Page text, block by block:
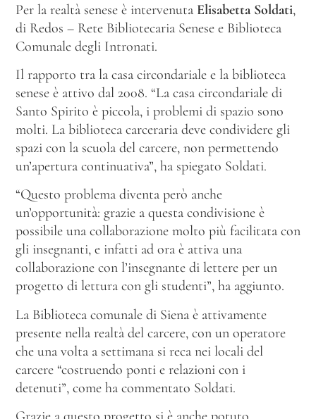
Per la realtà senese è intervenuta Elisabetta Soldati,
di Redos – Rete Bibliotecaria Senese e Biblioteca
Comunale degli Intronati.
Il rapporto tra la casa circondariale e la biblioteca
senese è attivo dal 2008. “La casa circondariale di
Santo Spirito è piccola, i problemi di spazio sono
molti. La biblioteca carceraria deve condividere gli
spazi con la scuola del carcere, non permettendo
un’apertura continuativa”, ha spiegato Soldati.
“Questo problema diventa però anche
un’opportunità: grazie a questa condivisione è
possibile una collaborazione molto più facilitata con
gli insegnanti, e infatti ad ora è attiva una
collaborazione con l’insegnante di lettere per un
progetto di lettura con gli studenti”, ha aggiunto.
La Biblioteca comunale di Siena è attivamente
presente nella realtà del carcere, con un operatore
che una volta a settimana si reca nei locali del
carcere “costruendo ponti e relazioni con i
detenuti”, come ha commentato Soldati.